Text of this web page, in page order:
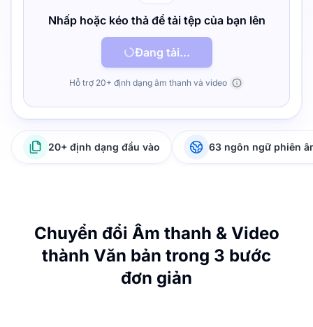
Nhấp hoặc kéo thả để tải tệp của bạn lên
Đang tải...
Hỗ trợ 20+ định dạng âm thanh và video
20+ định dạng đầu vào 63 ngôn ngữ phiên
Chuyển đổi Âm thanh & Video
thành Văn bản trong 3 bước
đơn giản